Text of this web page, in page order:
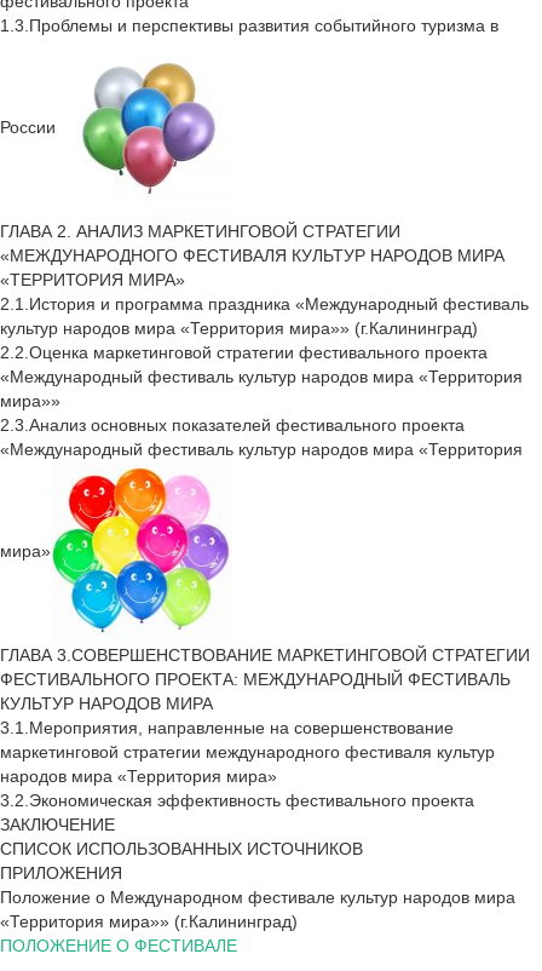
1.3.Проблемы и перспективы развития событийного туризма в
России
ГЛАВА 2. АНАЛИЗ МАРКЕТИНГОВОЙ СТРАТЕГИИ
«МЕЖДУНАРОДНОГО ФЕСТИВАЛЯ КУЛЬТУР НАРОДОВ МИРА
«ТЕРРИТОРИЯ МИРА»
2.1.История и программа праздника «Международный фестиваль
культур народов мира «Территория мира»» (г.Калининград)
2.2.Оценка маркетинговой стратегии фестивального проекта
«Международный фестиваль культур народов мира «Территория
мира»»
2.3.Анализ основных показателей фестивального проекта
«Международный фестиваль культур народов мира «Территория
мира»
ГЛАВА 3.СОВЕРШЕНСТВОВАНИЕ МАРКЕТИНГОВОЙ СТРАТЕГИИ
ФЕСТИВАЛЬНОГО ПРОЕКТА: МЕЖДУНАРОДНЫЙ ФЕСТИВАЛЬ
КУЛЬТУР НАРОДОВ МИРА
3.1.Мероприятия, направленные на совершенствование
маркетинговой стратегии международного фестиваля культур
народов мира «Территория мира»
3.2.Экономическая эффективность фестивального проекта
ЗАКЛЮЧЕНИЕ
СПИСОК ИСПОЛЬЗОВАННЫХ ИСТОЧНИКОВ
ПРИЛОЖЕНИЯ
Положение о Международном фестивале культур народов мира
«Территория мира»» (г.Калининград)
ПОЛОЖЕНИЕ О ФЕСТИВАЛЕ